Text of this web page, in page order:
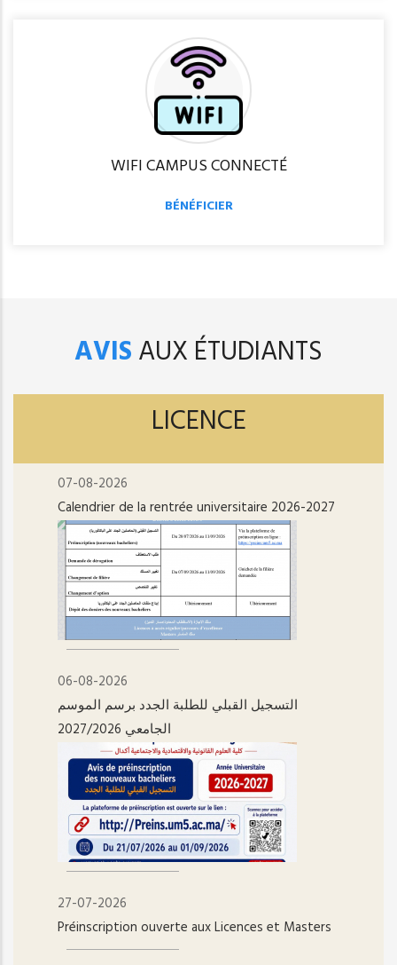
WIFI CAMPUS CONNECTÉ
BÉNÉFICIER
AVISAUX ÉTUDIANTS
LICENCE
07-08-2026
Calendrier de la rentrée universitaire 2026-2027
06-08-2026
التسجيل القبلي للطلبة الجدد برسم الموسم
الجامعي 2027/2026
27-07-2026
Préinscription ouverte aux Licences et Masters